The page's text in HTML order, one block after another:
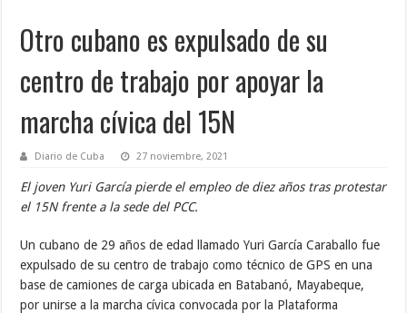
Otro cubano es expulsado de su
centro de trabajo por apoyar la
marcha cívica del 15N
Diario de Cuba 27 noviembre, 2021
El joven Yuri García pierde el empleo de diez años tras protestar
el 15N frente a la sede del PCC.
Un cubano de 29 años de edad llamado Yuri García Caraballo fue
expulsado de su centro de trabajo como técnico de GPS en una
base de camiones de carga ubicada en Batabanó, Mayabeque,
por unirse a la marcha cívica convocada por la Plataforma